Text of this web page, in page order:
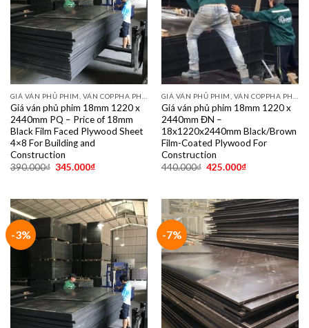
Giá ván phủ phim 18mm 1220 x
2440mm PQ – Price of 18mm
Black Film Faced Plywood Sheet
4×8 For Building and
Construction
390.000₫ 345.000₫
Giá ván phủ phim 18mm 1220 x
2440mm ĐN –
18x1220x2440mm Black/Brown
Film-Coated Plywood For
Construction
440.000₫ 425.000₫
-3% -7%